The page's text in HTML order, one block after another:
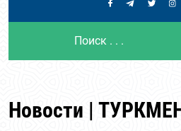
Новости |